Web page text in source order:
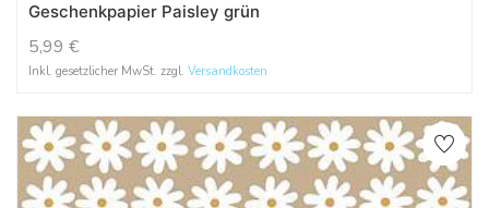
Geschenkpapier Paisley grün
5,99 €
Inkl. gesetzlicher MwSt. zzgl. Versandkosten